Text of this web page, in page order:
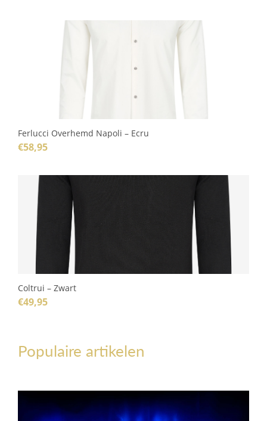
Ferlucci Overhemd Napoli – Ecru
€58,95
Coltrui – Zwart
€49,95
Populaire artikelen